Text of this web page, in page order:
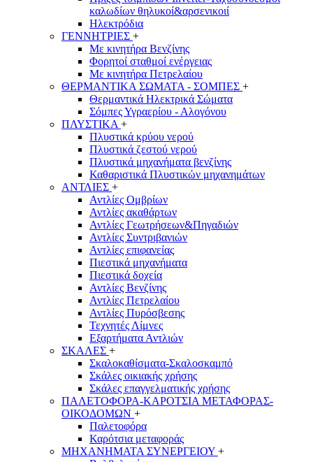
καλωδίων θηλυκοί&αρσενικοιί
Ηλεκτρόδια
ΓΕΝΝΗΤΡΙΕΣ +
Με κινητήρα Βενζίνης
Φορητοί σταθμοί ενέργειας
Με κινητήρα Πετρελαίου
ΘΕΡΜΑΝΤΙΚΑ ΣΩΜΑΤΑ - ΣΟΜΠΕΣ +
Θερμαντικά Ηλεκτρικά Σώματα
Σόμπες Υγραερίου - Αλογόνου
ΠΛΥΣΤΙΚΑ +
Πλυστικά κρύου νερού
Πλυστικά ζεστού νερού
Πλυστικά μηχανήματα βενζίνης
Καθαριστικά Πλυστικών μηχανημάτων
ΑΝΤΛΙΕΣ +
Αντλίες Ομβρίων
Αντλίες ακαθάρτων
Αντλίες Γεωτρήσεων&Πηγαδιών
Αντλίες Συντριβανιών
Αντλίες επιφανείας
Πιεστικά μηχανήματα
Πιεστικά δοχεία
Αντλίες Βενζίνης
Αντλίες Πετρελαίου
Αντλίες Πυρόσβεσης
Τεχνητές Λίμνες
Εξαρτήματα Αντλιών
ΣΚΑΛΕΣ +
Σκαλοκαθίσματα-Σκαλοσκαμπό
Σκάλες οικιακής χρήσης
Σκάλες επαγγελματικής χρήσης
ΠΑΛΕΤΟΦΟΡΑ-ΚΑΡΟΤΣΙΑ ΜΕΤΑΦΟΡΑΣ-
ΟΙΚΟΔΟΜΩΝ +
Παλετοφόρα
Καρότσια μεταφοράς
ΜΗΧΑΝΗΜΑΤΑ ΣΥΝΕΡΓΕΙΟΥ +